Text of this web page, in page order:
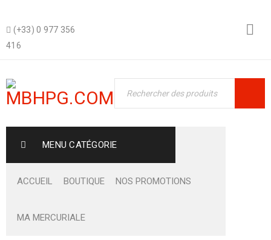
(+33) 0 977 356
416
MENU CATÉGORIE
ACCUEIL BOUTIQUE NOS PROMOTIONS
MA MERCURIALE